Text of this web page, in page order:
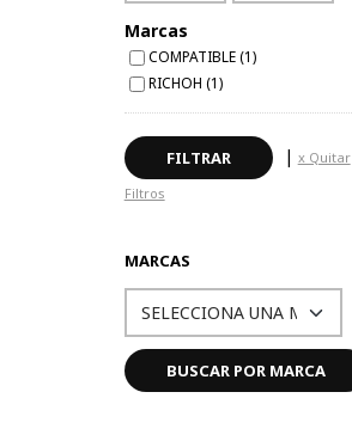
Marcas
COMPATIBLE (1)
RICHOH (1)
| x Quitar
Filtros
MARCAS